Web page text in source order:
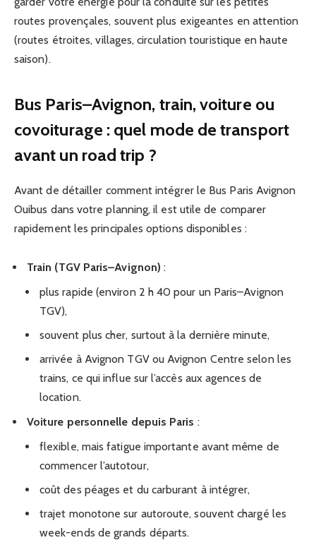
routes provençales, souvent plus exigeantes en attention
(routes étroites, villages, circulation touristique en haute
saison).
Bus Paris–Avignon, train, voiture ou
covoiturage : quel mode de transport
avant un road trip ?
Avant de détailler comment intégrer le Bus Paris Avignon
Ouibus dans votre planning, il est utile de comparer
rapidement les principales options disponibles :
Train (TGV Paris–Avignon) :
plus rapide (environ 2 h 40 pour un Paris–Avignon
TGV),
souvent plus cher, surtout à la dernière minute,
arrivée à Avignon TGV ou Avignon Centre selon les
trains, ce qui influe sur l’accès aux agences de
location.
Voiture personnelle depuis Paris :
flexible, mais fatigue importante avant même de
commencer l’autotour,
coût des péages et du carburant à intégrer,
trajet monotone sur autoroute, souvent chargé les
week-ends de grands départs.